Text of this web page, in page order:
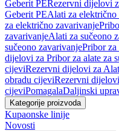
Geberit PERezervni dijelovi
Geberit PEAlati za električno
za električno zavarivanje
zavarivanjeAlati za sučeono
sučeono zavarivanjePribor za
dijelovi za Pribor za alate za
cijeviRezervni dijelovi za
obradu cijeviRezervni
cijeviPomagalaDaljinski
Kategorije proizvoda
Kupaonske linije
Novosti